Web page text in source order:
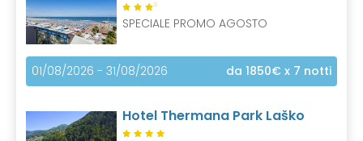
S
SPECIALE PROMO AGOSTO
01/08/2026 - 31/08/2026 da 1850€ x 7 notti
Hotel Thermana Park Laško